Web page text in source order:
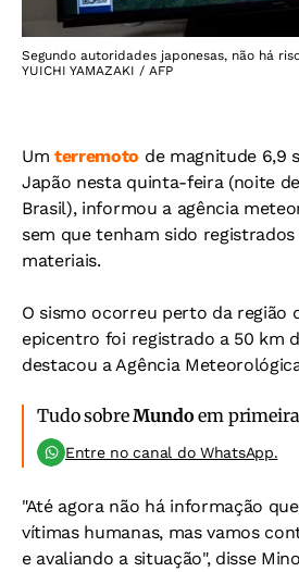
Segundo autoridades japonesas, não há
YUICHI YAMAZAKI / AFP
Umterremoto de magnitude 6,9
Japão nesta quinta-feira (noite
Brasil), informou a agência
sem que tenham sido
materiais.
O sismo ocorreu perto da região
epicentro foi registrado a 50 km
destacou a Agência
Tudo sobreMundo em
Entre no canal do WhatsApp.
"Até agora não há informação
vítimas humanas, mas vamos
e avaliando a situação", disse